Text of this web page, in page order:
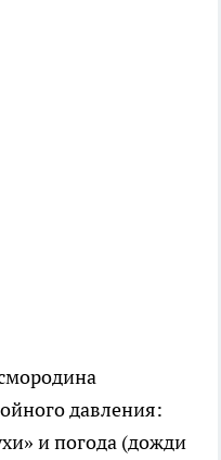
давления:
и погода (дожди